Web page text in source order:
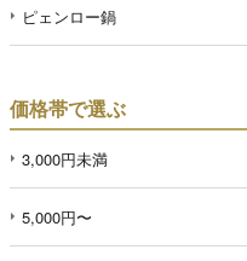
ピェンロー鍋
価格帯で選ぶ
3,000円未満
5,000円〜